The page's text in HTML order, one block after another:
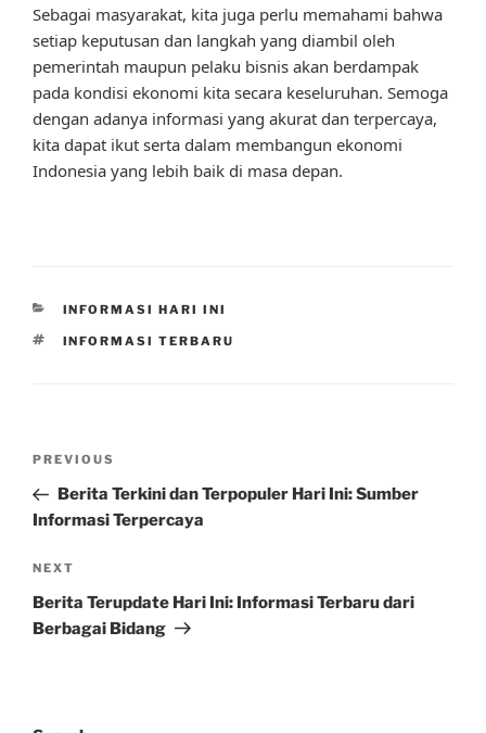
Sebagai masyarakat, kita juga perlu memahami bahwa
setiap keputusan dan langkah yang diambil oleh
pemerintah maupun pelaku bisnis akan berdampak
pada kondisi ekonomi kita secara keseluruhan. Semoga
dengan adanya informasi yang akurat dan terpercaya,
kita dapat ikut serta dalam membangun ekonomi
Indonesia yang lebih baik di masa depan.
CATEGORIES
INFORMASI HARI INI
TAGS
INFORMASI TERBARU
Previous
Post
PREVIOUS
Berita Terkini dan Terpopuler Hari Ini: Sumber
Informasi Terpercaya
Next
Post
NEXT
Berita Terupdate Hari Ini: Informasi Terbaru dari
Berbagai Bidang